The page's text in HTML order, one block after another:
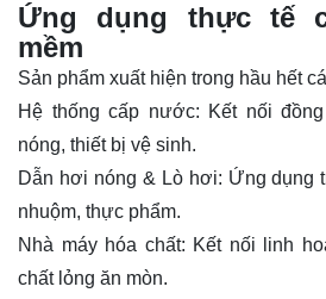
Ứng dụng thực tế
mềm
Sản phẩm xuất hiện trong hầu hết
Hệ thống cấp nước: Kết nối
nóng, thiết bị vệ sinh.
Dẫn hơi nóng & Lò hơi: Ứng dụng
nhuộm, thực phẩm.
Nhà máy hóa chất: Kết nối linh
chất lỏng ăn mòn.